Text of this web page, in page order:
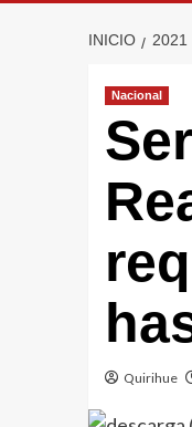
INICIO 2021
Nacional
Quirihue